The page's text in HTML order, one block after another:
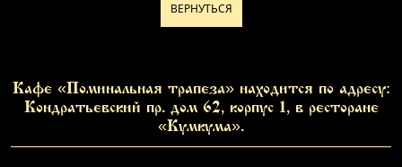
ВЕРНУТЬСЯ
Кафе «Поминальная трапеза» находится по адресу:
Кондратьевский пр. дом 62, корпус 1, в ресторане
«Кумкума».